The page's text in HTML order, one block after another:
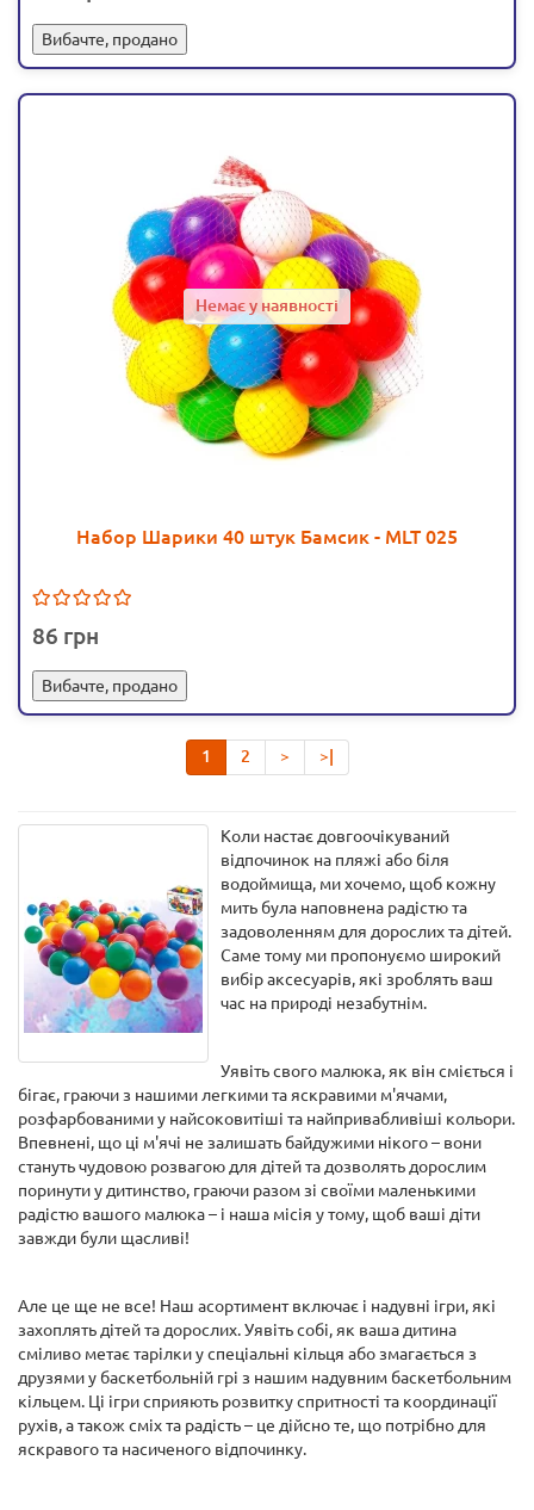
Вибачте, продано
Немає у наявності
Набор Шарики 40 штук Бамсик - MLT 025
86
Вибачте, продано
1 2 > >|
Коли настає довгоочікуваний
відпочинок на пляжі або біля
водоймища, ми хочемо, щоб кожну
мить була наповнена радістю та
задоволенням для дорослих та дітей.
Саме тому ми пропонуємо широкий
вибір аксесуарів, які зроблять ваш
час на природі незабутнім.
Уявіть свого малюка, як він сміється і
бігає, граючи з нашими легкими та яскравими м'ячами,
розфарбованими у найсоковитіші та найпривабливіші кольори.
Впевнені, що ці м'ячі не залишать байдужими нікого – вони
стануть чудовою розвагою для дітей та дозволять дорослим
поринути у дитинство, граючи разом зі своїми маленькими
радістю вашого малюка – і наша місія у тому, щоб ваші діти
завжди були щасливі!
Але це ще не все! Наш асортимент включає і надувні ігри, які
захоплять дітей та дорослих. Уявіть собі, як ваша дитина
сміливо метає тарілки у спеціальні кільця або змагається з
друзями у баскетбольній грі з нашим надувним баскетбольним
кільцем. Ці ігри сприяють розвитку спритності та координації
рухів, а також сміх та радість – це дійсно те, що потрібно для
яскравого та насиченого відпочинку.